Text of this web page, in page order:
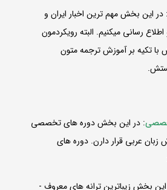
: در این بخش مهم ­ترین اخبار ایران و
­رسانی می­کنیم. البته رویکردمون
تکیه بر آموزش ترجمه متون
: در این بخش دوره­ های تخصصی
عربی قرار دارن. دوره­ های
بخش زیباترین ترانه ­های معروف